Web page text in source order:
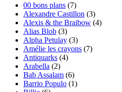
00 bons plans (7)
Alexandre Castillon (3)
Alexis & the Braibow (4)
Alias Blob (3)
Alpha Petulay (3)
Amélie les crayons (7)
Antiquarks (4)
Arabella (2)
Bab Assalam (6)
Barrio Populo (1)